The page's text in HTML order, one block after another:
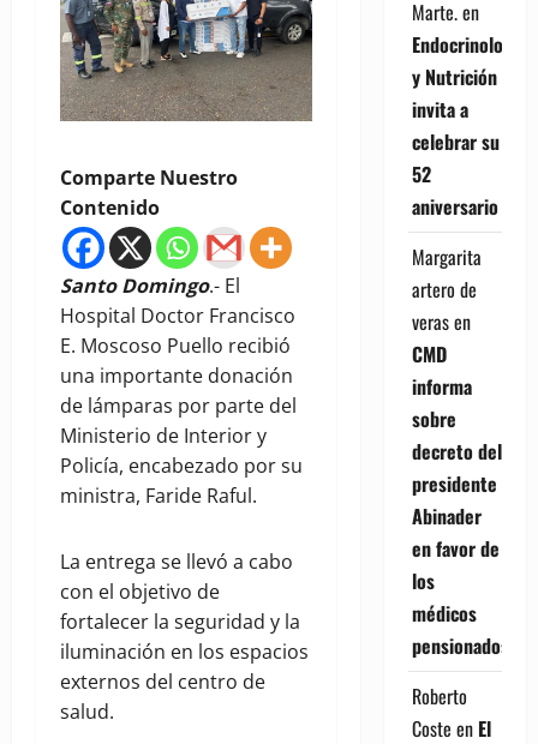
Comparte Nuestro
Contenido
Santo Domingo.- El
Hospital Doctor Francisco
E. Moscoso Puello recibió
una importante donación
de lámparas por parte del
Ministerio de Interior y
Policía, encabezado por su
ministra, Faride Raful.
La entrega se llevó a cabo
con el objetivo de
fortalecer la seguridad y la
iluminación en los espacios
externos del centro de
salud.
Marte.en
Endocrinología
y Nutrición
invita a
celebrar su
52
aniversario
Margarita
artero de
verasen
CMD
informa
sobre
decreto del
presidente
Abinader
en favor de
los
médicos
pensionados
Roberto
Coste en El